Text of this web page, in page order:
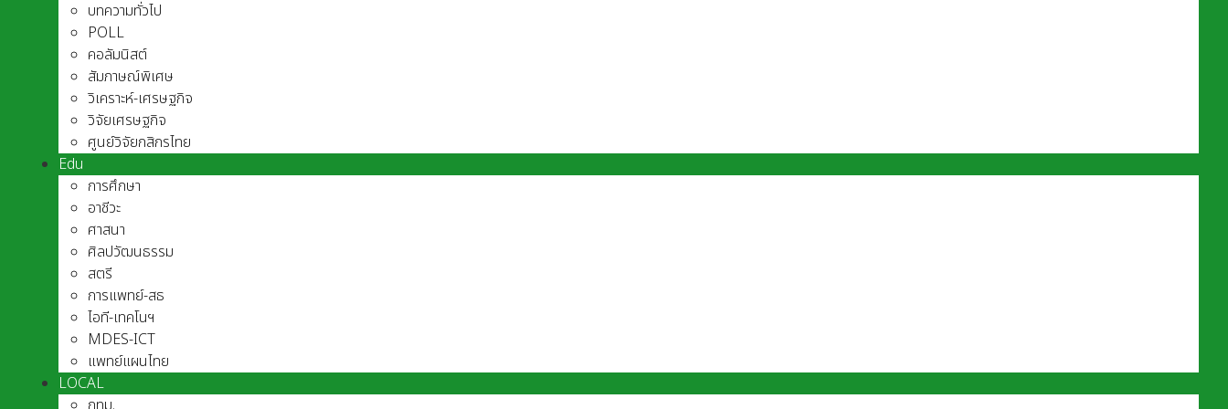
บทความทั่วไป
POLL
คอลัมนิสต์
สัมภาษณ์พิเศษ
วิเคราะห์-เศรษฐกิจ
วิจัยเศรษฐกิจ
ศูนย์วิจัยกสิกรไทย
Edu
การศึกษา
อาชีวะ
ศาสนา
ศิลปวัฒนธรรม
สตรี
การแพทย์-สธ
ไอที-เทคโนฯ
MDES-ICT
แพทย์แผนไทย
LOCAL